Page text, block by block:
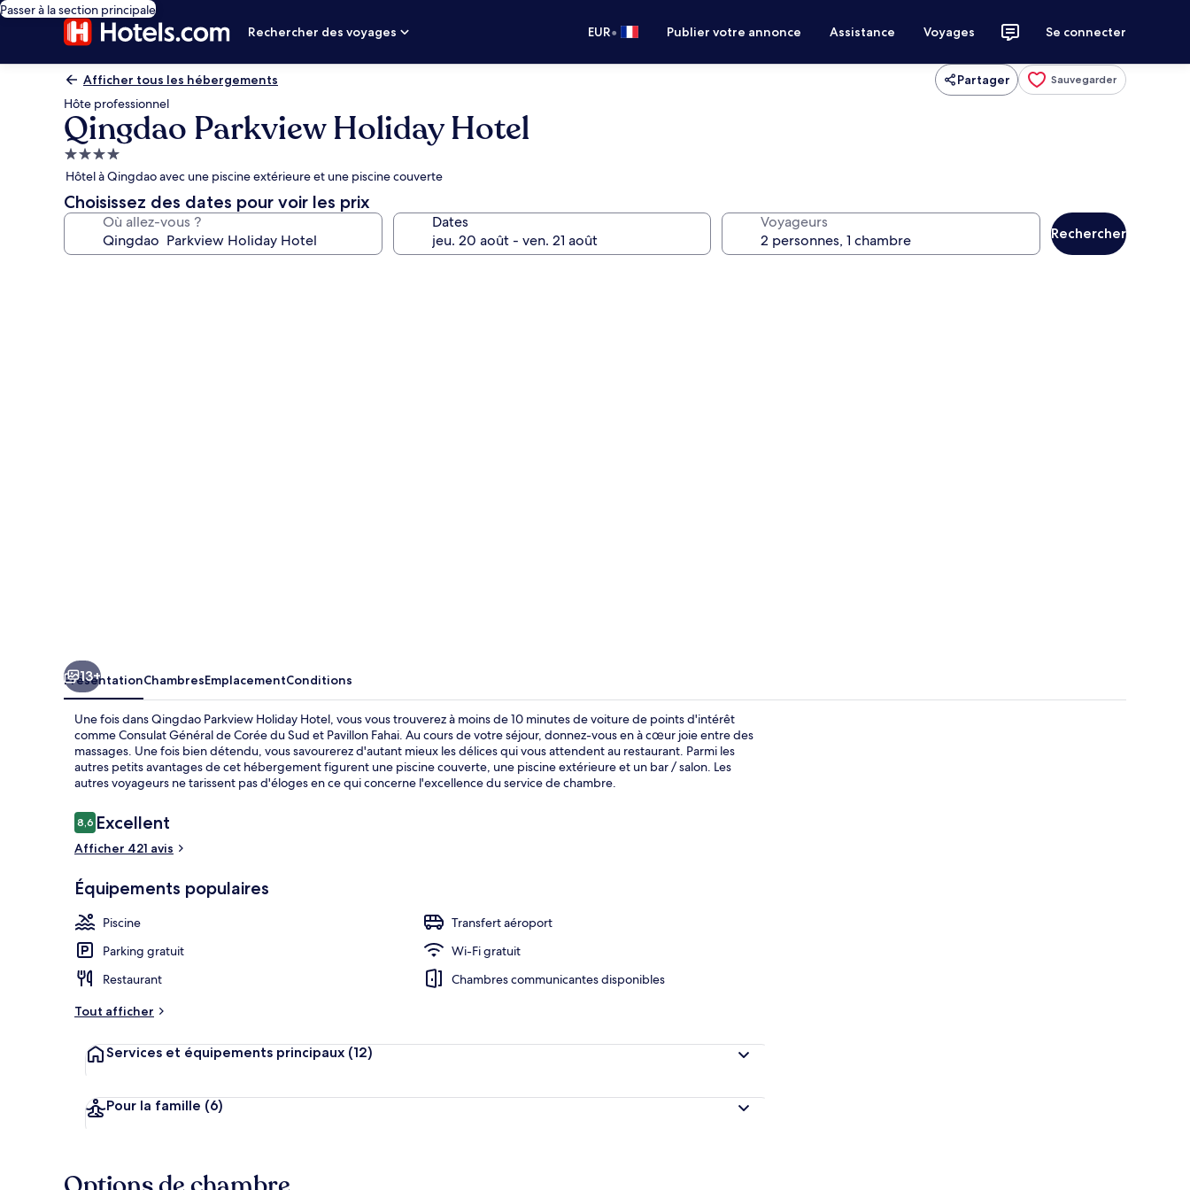
Passer à la section principale
Rechercher des voyages
EUR• Publier votre annonce Assistance Voyages Se connecter
Afficher tous les hébergements Partager Sauvegarder
Hôte professionnel
Qingdao Parkview Holiday Hotel
Hébergement
4.0 étoiles
Hôtel à Qingdao avec une piscine extérieure et une piscine couverte
Choisissez des dates pour voir les prix
Où allez-vous ? Dates Voyageurs
Rechercher
Salle de remise en forme
13+
PrésentationChambresEmplacementConditions
Une fois dans Qingdao Parkview Holiday Hotel, vous vous trouverez à moins de 10 minutes de voiture de points d'intérêt
comme Consulat Général de Corée du Sud et Pavillon Fahai. Au cours de votre séjour, donnez-vous en à cœur joie entre des
massages. Une fois bien détendu, vous savourerez d'autant mieux les délices qui vous attendent au restaurant. Parmi les
autres petits avantages de cet hébergement figurent une piscine couverte, une piscine extérieure et un bar / salon. Les
autres voyageurs ne tarissent pas d'éloges en ce qui concerne l'excellence du service de chambre.
Avis
voyageurs
8,68,6 sur 10
Excellent
Afficher 421 avis
Équipements populaires
Piscine
Transfert aéroport
Parking gratuit
Wi-Fi gratuit
Restaurant
Chambres communicantes disponibles
Tout afficher
Services et équipements principaux (12)
Pour la famille (6)